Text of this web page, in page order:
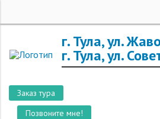
г. Тула, ул.
г. Тула, ул.
Заказ тура
Позвоните мне!
ЗАРУБЕЖНЫЕ